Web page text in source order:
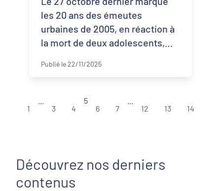
les 20 ans des émeutes
urbaines de 2005, en réaction à
la mort de deux adolescents,
Clichy-sous-Bois, tentant
Publié le 22/11/2025
1
3
4
5
6
7
12
13 14
Découvrez nos derniers
contenus